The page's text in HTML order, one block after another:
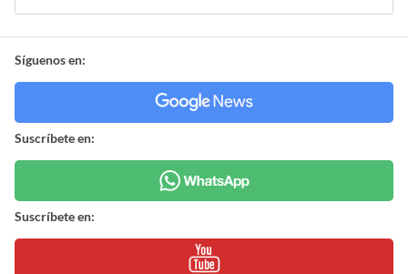
Síguenos en:
Suscríbete en:
Suscríbete en: